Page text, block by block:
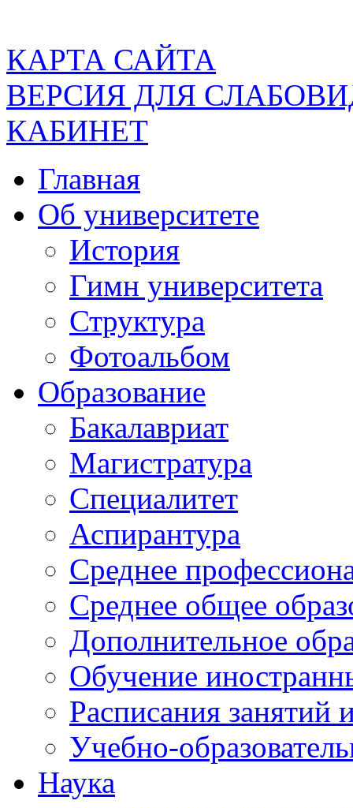
КАРТА САЙТА
ВЕРСИЯ ДЛЯ
КАБИНЕТ
Главная
Об университете
История
Гимн университета
Структура
Фотоальбом
Образование
Бакалавриат
Магистратура
Специалитет
Аспирантура
Среднее
Среднее общее
Дополнительное
Обучение
Расписания занятий
Учебно-
Наука